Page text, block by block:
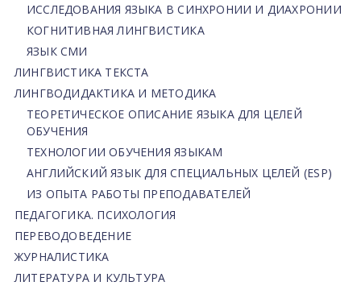
ИССЛЕДОВАНИЯ ЯЗЫКА В СИНХРОНИИ И ДИАХРОНИИ
КОГНИТИВНАЯ ЛИНГВИСТИКА
ЯЗЫК СМИ
ЛИНГВИСТИКА ТЕКСТА
ЛИНГВОДИДАКТИКА И МЕТОДИКА
ТЕОРЕТИЧЕСКОЕ ОПИСАНИЕ ЯЗЫКА ДЛЯ ЦЕЛЕЙ
ОБУЧЕНИЯ
ТЕХНОЛОГИИ ОБУЧЕНИЯ ЯЗЫКАМ
АНГЛИЙСКИЙ ЯЗЫК ДЛЯ СПЕЦИАЛЬНЫХ ЦЕЛЕЙ (ESP)
ИЗ ОПЫТА РАБОТЫ ПРЕПОДАВАТЕЛЕЙ
ПЕДАГОГИКА. ПСИХОЛОГИЯ
ПЕРЕВОДОВЕДЕНИЕ
ЖУРНАЛИСТИКА
ЛИТЕРАТУРА И КУЛЬТУРА